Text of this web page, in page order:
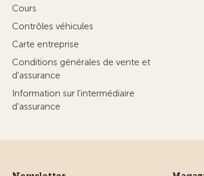
Cours
Contrôles véhicules
Carte entreprise
Conditions générales de vente et
d'assurance
Information sur l'intermédiaire
d'assurance